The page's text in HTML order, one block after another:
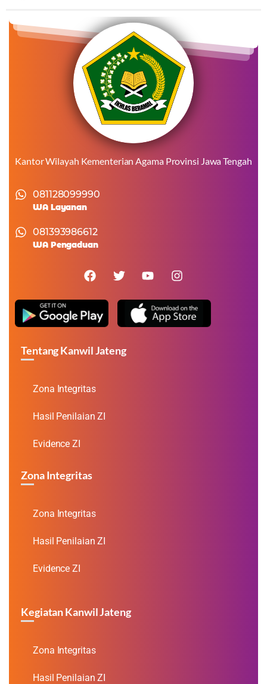
Kantor Wilayah Kementerian Agama Provinsi Jawa Tengah
081128099990
WA Layanan
081393986612
WA Pengaduan
Tentang Kanwil Jateng
Zona Integritas
Hasil Penilaian ZI
Evidence ZI
Zona Integritas
Zona Integritas
Hasil Penilaian ZI
Evidence ZI
Kegiatan Kanwil Jateng
Zona Integritas
Hasil Penilaian ZI